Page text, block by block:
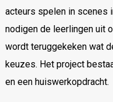
acteurs spelen in scenes
nodigen de leerlingen uit
wordt teruggekeken wat
keuzes. Het project
en een huiswerkopdracht.